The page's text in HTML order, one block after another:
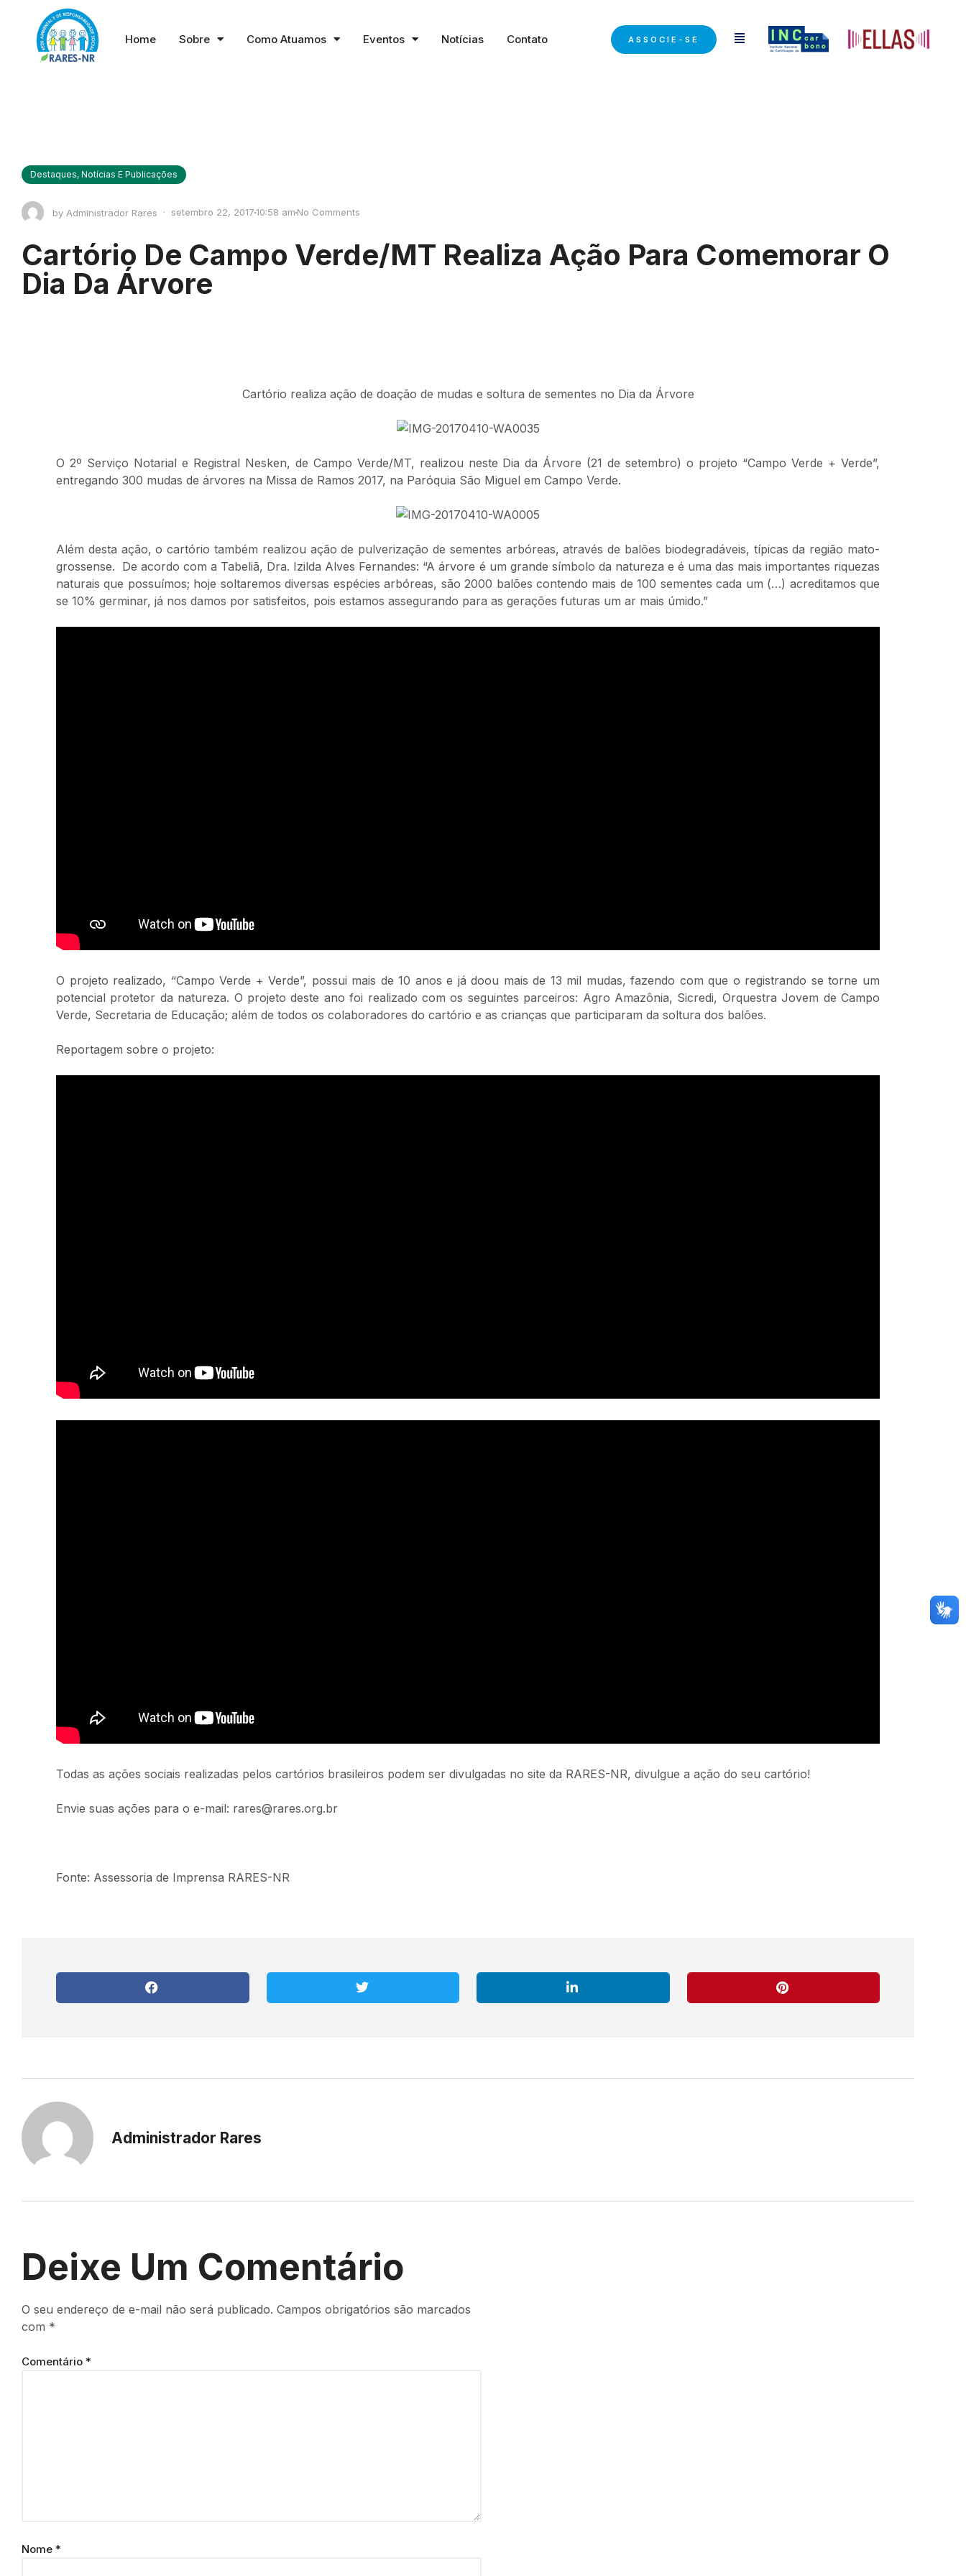
Home Sobre Como Atuamos Eventos Notícias Contato ASSOCIE-SE
Destaques, Notícias E Publicações
by Administrador Rares · setembro 22, 201710:58 am No Comments
Cartório De Campo Verde/MT Realiza Ação Para Comemorar O
Dia Da Árvore
Cartório realiza ação de doação de mudas e soltura de sementes no Dia da Árvore
O 2º Serviço Notarial e Registral Nesken, de Campo Verde/MT, realizou neste Dia da Árvore (21 de setembro) o projeto “Campo Verde + Verde”,
entregando 300 mudas de árvores na Missa de Ramos 2017, na Paróquia São Miguel em Campo Verde.
Além desta ação, o cartório também realizou ação de pulverização de sementes arbóreas, através de balões biodegradáveis, típicas da região mato-
grossense. De acordo com a Tabeliã, Dra. Izilda Alves Fernandes: “A árvore é um grande símbolo da natureza e é uma das mais importantes riquezas
naturais que possuímos; hoje soltaremos diversas espécies arbóreas, são 2000 balões contendo mais de 100 sementes cada um (…) acreditamos que
se 10% germinar, já nos damos por satisfeitos, pois estamos assegurando para as gerações futuras um ar mais úmido.”
O projeto realizado, “Campo Verde + Verde”, possui mais de 10 anos e já doou mais de 13 mil mudas, fazendo com que o registrando se torne um
potencial protetor da natureza. O projeto deste ano foi realizado com os seguintes parceiros: Agro Amazônia, Sicredi, Orquestra Jovem de Campo
Verde, Secretaria de Educação; além de todos os colaboradores do cartório e as crianças que participaram da soltura dos balões.
Reportagem sobre o projeto:
Todas as ações sociais realizadas pelos cartórios brasileiros podem ser divulgadas no site da RARES-NR, divulgue a ação do seu cartório!
Envie suas ações para o e-mail: rares@rares.org.br
Fonte: Assessoria de Imprensa RARES-NR
Administrador Rares
Deixe Um Comentário
O seu endereço de e-mail não será publicado. Campos obrigatórios são marcados
com *
Comentário *
Nome *